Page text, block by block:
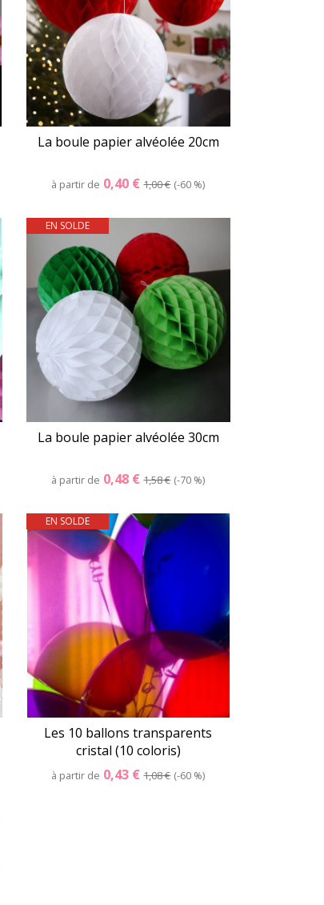
La boule papier alvéolée 20cm
à partir de 0,40 €1,00 € -60 %
Détails Panier
EN SOLDE
La boule papier alvéolée 30cm
à partir de 0,48 €1,58 € -70 %
Détails Panier
EN SOLDE
Les 10 ballons transparents
cristal (10 coloris)
à partir de 0,43 €1,08 € -60 %